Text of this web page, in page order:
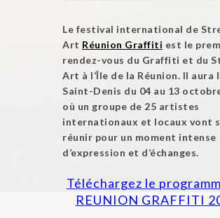
Le festival international de
Art Réunion Graffiti est le
rendez-vous du Graffiti et du
Art à l’Île de la Réunion. Il aura
Saint-Denis du 04 au 13
où un groupe de 25 artistes
internationaux et locaux vont
réunir pour un moment intense
d’expression et d’échanges.
Téléchargez le
REUNION GRAFFITI